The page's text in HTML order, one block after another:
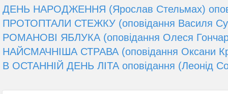
ДЕНЬ НАРОДЖЕННЯ (Ярослав Стельмах)
ПРОТОПТАЛИ СТЕЖКУ (оповідання Василя
РОМАНОВІ ЯБЛУКА (оповідання Олеся
НАЙСМАЧНІША СТРАВА (оповідання Оксани
В ОСТАННІЙ ДЕНЬ ЛІТА оповідання (Леонід